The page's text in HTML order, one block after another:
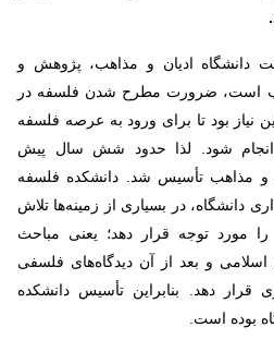
دانشگاه ادیان و مذاهب، پژوهش و
است، ضرورت مطرح شدن فلسفه در
نیاز بود تا برای ورود به عرصه فلسفه
انجام شود. لذا حدود شش سال پیش
و مذاهب تأسیس شد. دانشکده فلسفه
در بسیاری از زمینه‌ها تلاش
مورد توجه قرار دهد؛ یعنی مباحث
و بعد از آن دیدگاه‌های فلسفی
قرار دهد. بنابراین تأسیس دانشکده
بوده است.